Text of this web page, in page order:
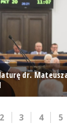
dr.
2 3 4 5